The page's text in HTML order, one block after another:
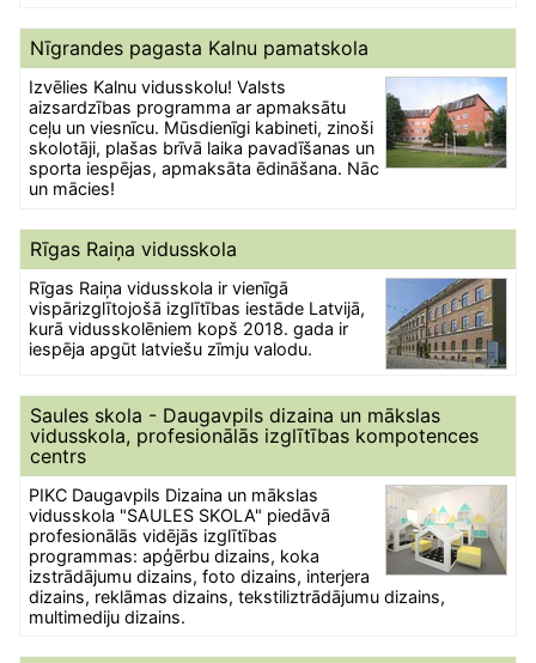
Nīgrandes pagasta Kalnu pamatskola
Izvēlies Kalnu vidusskolu! Valsts
aizsardzības programma ar apmaksātu
ceļu un viesnīcu. Mūsdienīgi kabineti, zinoši
skolotāji, plašas brīvā laika pavadīšanas un
sporta iespējas, apmaksāta ēdināšana. Nāc
un mācies!
Rīgas Raiņa vidusskola
Rīgas Raiņa vidusskola ir vienīgā
vispārizglītojošā izglītības iestāde Latvijā,
kurā vidusskolēniem kopš 2018. gada ir
iespēja apgūt latviešu zīmju valodu.
Saules skola - Daugavpils dizaina un mākslas
vidusskola, profesionālās izglītības kompotences
centrs
PIKC Daugavpils Dizaina un mākslas
vidusskola "SAULES SKOLA" piedāvā
profesionālās vidējās izglītības
programmas: apģērbu dizains, koka
izstrādājumu dizains, foto dizains, interjera
dizains, reklāmas dizains, tekstiliztrādājumu dizains,
multimediju dizains.